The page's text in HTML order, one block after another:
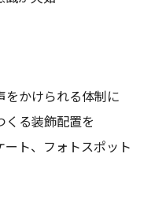
をかけられる体制に
くる装飾配置を
ト、フォトスポット